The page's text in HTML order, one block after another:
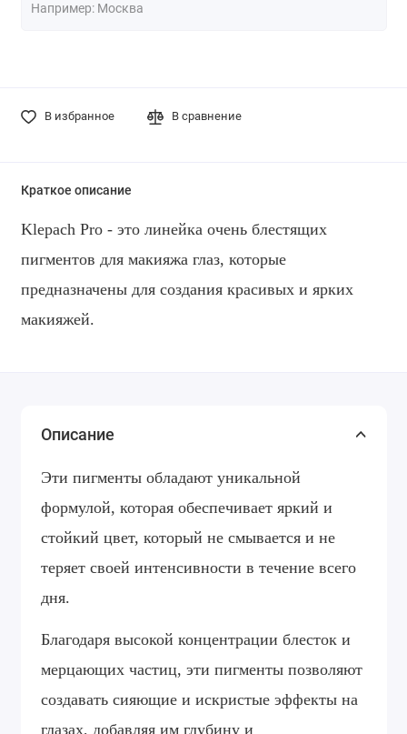
В избранное В сравнение
Краткое описание
Klepach Pro - это линейка очень блестящих
пигментов для макияжа глаз, которые
предназначены для создания красивых и ярких
макияжей.
Описание
Эти пигменты обладают уникальной
формулой, которая обеспечивает яркий и
стойкий цвет, который не смывается и не
теряет своей интенсивности в течение всего
дня.
Благодаря высокой концентрации блесток и
мерцающих частиц, эти пигменты позволяют
создавать сияющие и искристые эффекты на
глазах, добавляя им глубину и